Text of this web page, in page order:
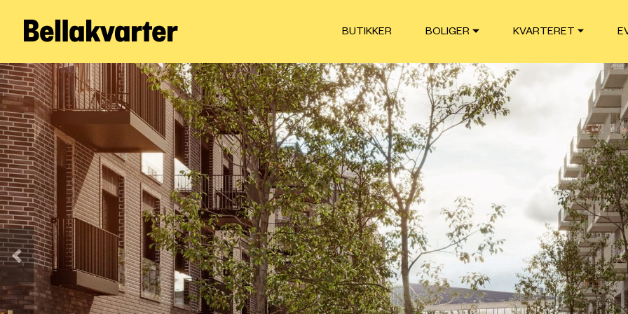
BUTIKKER BOLIGER KVARTERET
Forrige